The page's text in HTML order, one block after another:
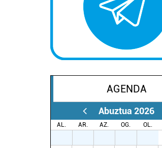
AGENDA
Abuztua 2026
AL. AR. AZ. OG. OL.